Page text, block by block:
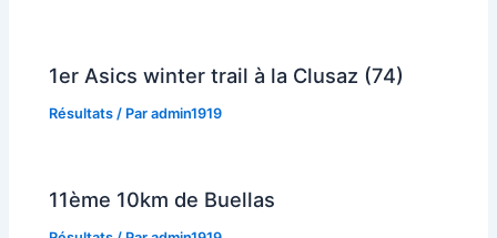
1er Asics winter trail à la Clusaz (74)
Résultats / Paradmin1919
11ème 10km de Buellas